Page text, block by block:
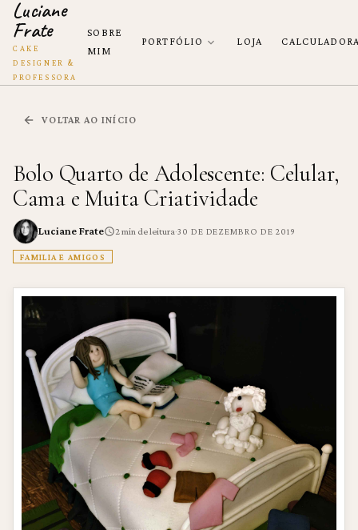
Luciane
Frate
CAKE
DESIGNER &
PROFESSORA
SOBRE
MIM
PORTFÓLIO LOJA
VOLTAR AO INÍCIO
Bolo Quarto de Adolescente: Celular,
Cama e Muita Criatividade
Luciane Frate 2min de leitura·30 DE DEZEMBRO DE 2019
FAMILIA E AMIGOS